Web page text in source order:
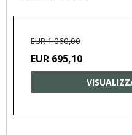
EUR 1.060,00
EUR 695,10